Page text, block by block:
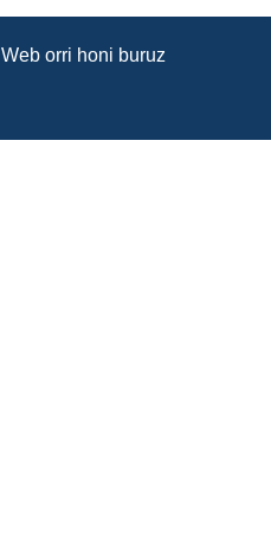
Web orri honi buruz